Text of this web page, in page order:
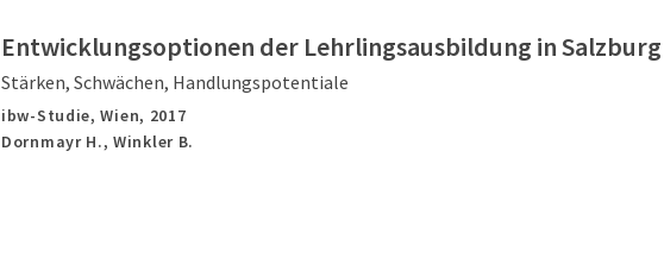
Unser Angebot
Entwicklungsoptionen der Lehrlingsausbildung in Salzburg
Stärken, Schwächen, Handlungspotentiale
ibw-Studie,Wien, 2017
Dornmayr H., Winkler B.